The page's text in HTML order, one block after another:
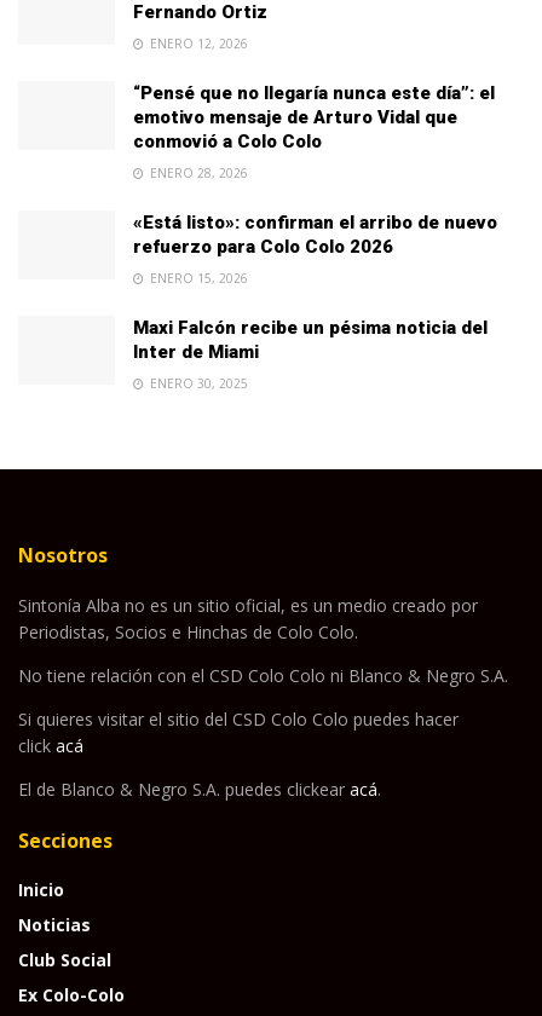
Fernando Ortiz
ENERO 12, 2026
“Pensé que no llegaría nunca este día”: el
emotivo mensaje de Arturo Vidal que
conmovió a Colo Colo
ENERO 28, 2026
«Está listo»: confirman el arribo de nuevo
refuerzo para Colo Colo 2026
ENERO 15, 2026
Maxi Falcón recibe un pésima noticia del
Inter de Miami
ENERO 30, 2025
Nosotros
Sintonía Alba no es un sitio oficial, es un medio creado por
Periodistas, Socios e Hinchas de Colo Colo.
No tiene relación con el CSD Colo Colo ni Blanco & Negro S.A.
Si quieres visitar el sitio del CSD Colo Colo puedes hacer
click acá
El de Blanco & Negro S.A. puedes clickear acá.
Secciones
Inicio
Noticias
Club Social
Ex Colo-Colo